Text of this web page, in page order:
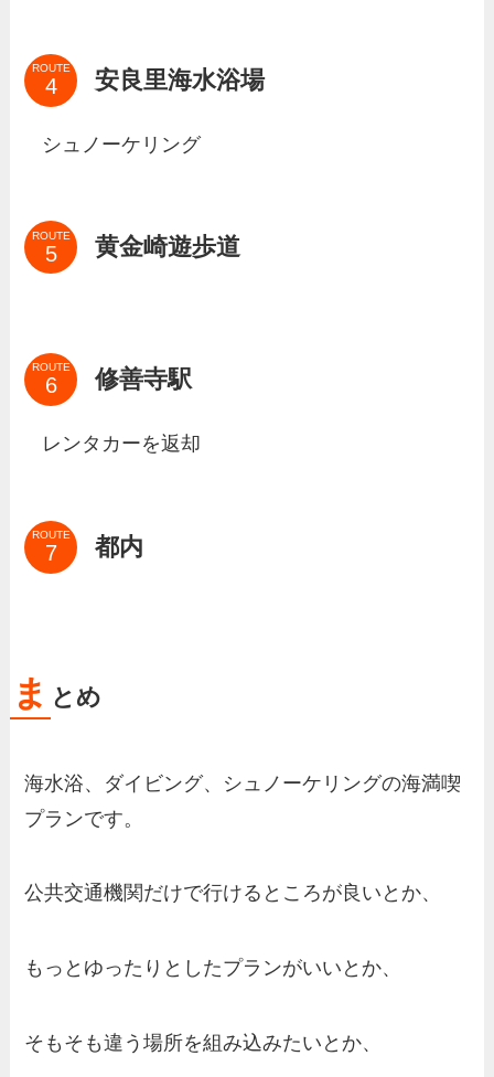
ROUTE 安良里海水浴場
シュノーケリング
ROUTE 黄金崎遊歩道
ROUTE 修善寺駅
レンタカーを返却
ROUTE 都内
ま とめ
海水浴、ダイビング、シュノーケリングの海満喫
プランです。
公共交通機関だけで行けるところが良いとか、
もっとゆったりとしたプランがいいとか、
そもそも違う場所を組み込みたいとか、